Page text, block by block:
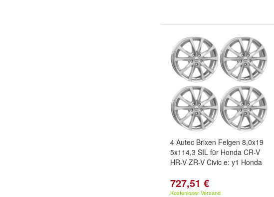
4 Autec Brixen Felgen 8,0x19
5x114,3 SIL für Honda CR-V
HR-V ZR-V Civic e: y1 Honda
727,51 €
Kostenloser Versand